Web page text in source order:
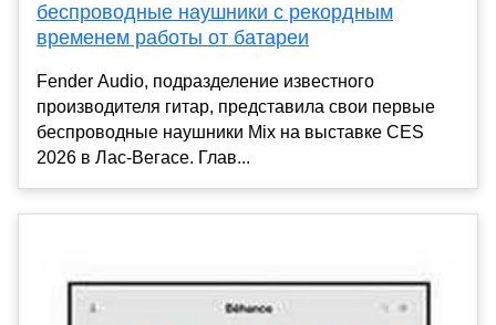
беспроводные наушники с рекордным
временем работы от батареи
Fender Audio, подразделение известного
производителя гитар, представила свои первые
беспроводные наушники Mix на выставке CES
2026 в Лас-Вегасе. Глав...